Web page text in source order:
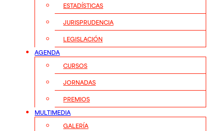
ESTADÍSTICAS
JURISPRUDENCIA
LEGISLACIÓN
AGENDA
CURSOS
JORNADAS
PREMIOS
MULTIMEDIA
GALERÍA